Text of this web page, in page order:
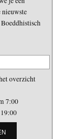
nieuwste
overzicht
7:00